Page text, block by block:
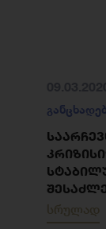
სრულად